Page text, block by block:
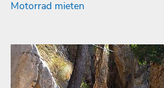
Motorrad mieten